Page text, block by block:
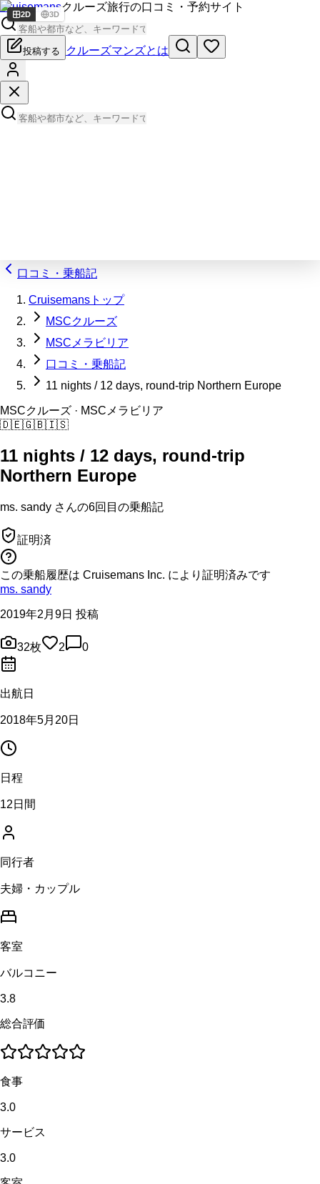
Cruisemansクルーズ旅行の口コミ・予約サイト
投稿する クルーズマンズとは
口コミ・乗船記
Cruisemansトップ
MSCクルーズ
MSCメラビリア
口コミ・乗船記
11 nights / 12 days, round-trip Northern Europe
MSCクルーズ · MSCメラビリア
🇩🇪🇬🇧🇮🇸
11 nights / 12 days, round-trip
Northern Europe
ms. sandy さんの6回目の乗船記
証明済
この乗船履歴は Cruisemans Inc. により証明済みです
ms. sandy
2019年2月9日 投稿
32枚 2 0
出航日
2018年5月20日
日程
12日間
同行者
夫婦・カップル
客室
バルコニー
3.8
総合評価
食事
3.0
サービス
3.0
2D 3D